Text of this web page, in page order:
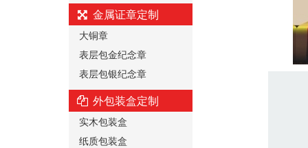
金属证章定制
大铜章
表层包金纪念章
表层包银纪念章
外包装盒定制
实木包装盒
纸质包装盒